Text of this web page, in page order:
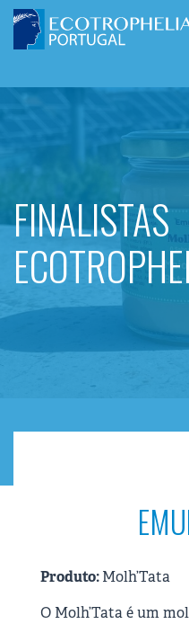
FINALISTAS
Produto:Molh’Tata
O Molh’Tata é um